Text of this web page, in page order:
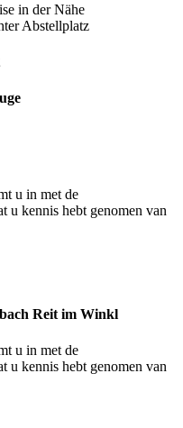
in der Nähe
Abstellplatz
u in met de
u kennis hebt genomen van
Reit im Winkl
u in met de
u kennis hebt genomen van